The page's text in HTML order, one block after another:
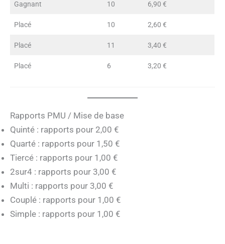
Gagnant 10 6,90 €
Placé 10 2,60 €
Placé 11 3,40 €
Placé 6 3,20 €
Rapports PMU / Mise de base
Quinté : rapports pour 2,00 €
Quarté : rapports pour 1,50 €
Tiercé : rapports pour 1,00 €
2sur4 : rapports pour 3,00 €
Multi : rapports pour 3,00 €
Couplé : rapports pour 1,00 €
Simple : rapports pour 1,00 €